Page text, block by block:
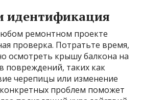
идентификация
ремонтном проекте
проверка. Потратьте время,
осмотреть крышу балкона на
повреждений, таких как
черепицы или изменение
проблем поможет